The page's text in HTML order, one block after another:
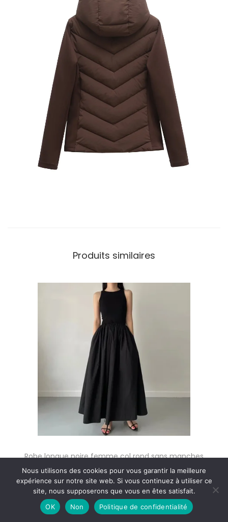
Produits similaires
Robe longue noire femme col rond sans manches
taille haute
13,63€ – 28,24€ P
a
TTC
Choix des options
C
Nous utilisons des cookies pour vous garantir la meilleure
expérience sur notre site web. Si vous continuez à utiliser ce
site, nous supposerons que vous en êtes satisfait.
OK
Non Politique de confidentialité